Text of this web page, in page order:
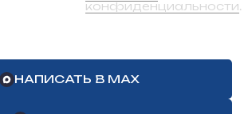
конфиденциальности.
НАПИСАТЬ В MAX